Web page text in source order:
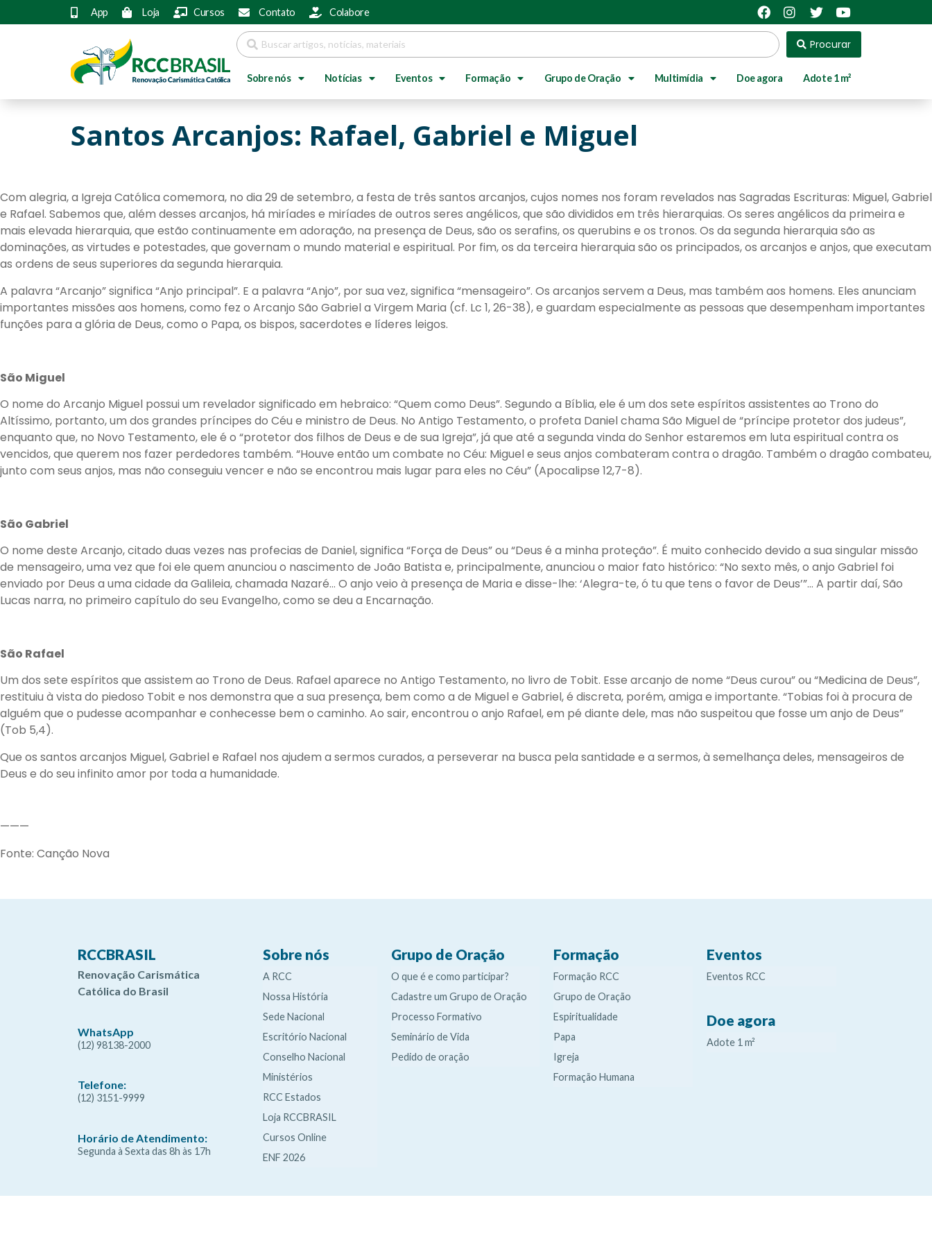
App Loja Cursos Contato Colabore
Procurar
Sobre nós Notícias Eventos Formação Grupo de Oração Multimídia Doe agora Adote 1 m²
Santos Arcanjos: Rafael, Gabriel e Miguel
Com alegria, a Igreja Católica comemora, no dia 29 de setembro, a festa de três santos arcanjos, cujos nomes nos foram revelados nas Sagradas Escrituras: Miguel, Gabriel
e Rafael. Sabemos que, além desses arcanjos, há miríades e miríades de outros seres angélicos, que são divididos em três hierarquias. Os seres angélicos da primeira e
mais elevada hierarquia, que estão continuamente em adoração, na presença de Deus, são os serafins, os querubins e os tronos. Os da segunda hierarquia são as
dominações, as virtudes e potestades, que governam o mundo material e espiritual. Por fim, os da terceira hierarquia são os principados, os arcanjos e anjos, que executam
as ordens de seus superiores da segunda hierarquia.
A palavra “Arcanjo” significa “Anjo principal”. E a palavra “Anjo”, por sua vez, significa “mensageiro”. Os arcanjos servem a Deus, mas também aos homens. Eles anunciam
importantes missões aos homens, como fez o Arcanjo São Gabriel a Virgem Maria (cf. Lc 1, 26-38), e guardam especialmente as pessoas que desempenham importantes
funções para a glória de Deus, como o Papa, os bispos, sacerdotes e líderes leigos.
São Miguel
O nome do Arcanjo Miguel possui um revelador significado em hebraico: “Quem como Deus”. Segundo a Bíblia, ele é um dos sete espíritos assistentes ao Trono do
Altíssimo, portanto, um dos grandes príncipes do Céu e ministro de Deus. No Antigo Testamento, o profeta Daniel chama São Miguel de “príncipe protetor dos judeus”,
enquanto que, no Novo Testamento, ele é o “protetor dos filhos de Deus e de sua Igreja”, já que até a segunda vinda do Senhor estaremos em luta espiritual contra os
vencidos, que querem nos fazer perdedores também. “Houve então um combate no Céu: Miguel e seus anjos combateram contra o dragão. Também o dragão combateu,
junto com seus anjos, mas não conseguiu vencer e não se encontrou mais lugar para eles no Céu” (Apocalipse 12,7-8).
São Gabriel
O nome deste Arcanjo, citado duas vezes nas profecias de Daniel, significa “Força de Deus” ou “Deus é a minha proteção”. É muito conhecido devido a sua singular missão
de mensageiro, uma vez que foi ele quem anunciou o nascimento de João Batista e, principalmente, anunciou o maior fato histórico: “No sexto mês, o anjo Gabriel foi
enviado por Deus a uma cidade da Galileia, chamada Nazaré… O anjo veio à presença de Maria e disse-lhe: ‘Alegra-te, ó tu que tens o favor de Deus’”… A partir daí, São
Lucas narra, no primeiro capítulo do seu Evangelho, como se deu a Encarnação.
São Rafael
Um dos sete espíritos que assistem ao Trono de Deus. Rafael aparece no Antigo Testamento, no livro de Tobit. Esse arcanjo de nome “Deus curou” ou “Medicina de Deus”,
restituiu à vista do piedoso Tobit e nos demonstra que a sua presença, bem como a de Miguel e Gabriel, é discreta, porém, amiga e importante. “Tobias foi à procura de
alguém que o pudesse acompanhar e conhecesse bem o caminho. Ao sair, encontrou o anjo Rafael, em pé diante dele, mas não suspeitou que fosse um anjo de Deus”
(Tob 5,4).
Que os santos arcanjos Miguel, Gabriel e Rafael nos ajudem a sermos curados, a perseverar na busca pela santidade e a sermos, à semelhança deles, mensageiros de
Deus e do seu infinito amor por toda a humanidade.
———
Fonte: Canção Nova
RCCBRASIL
Renovação Carismática
Católica do Brasil
WhatsApp
(12) 98138-2000
Telefone:
(12) 3151-9999
Horário de Atendimento:
Segunda à Sexta das 8h às 17h
Sobre nós
A RCC
Nossa História
Sede Nacional
Escritório Nacional
Conselho Nacional
Ministérios
RCC Estados
Loja RCCBRASIL
Cursos Online
ENF 2026
Grupo de Oração
O que é e como participar?
Cadastre um Grupo de Oração
Processo Formativo
Seminário de Vida
Pedido de oração
Formação
Formação RCC
Grupo de Oração
Espiritualidade
Papa
Igreja
Formação Humana
Eventos
Eventos RCC
Doe agora
Adote 1 m²